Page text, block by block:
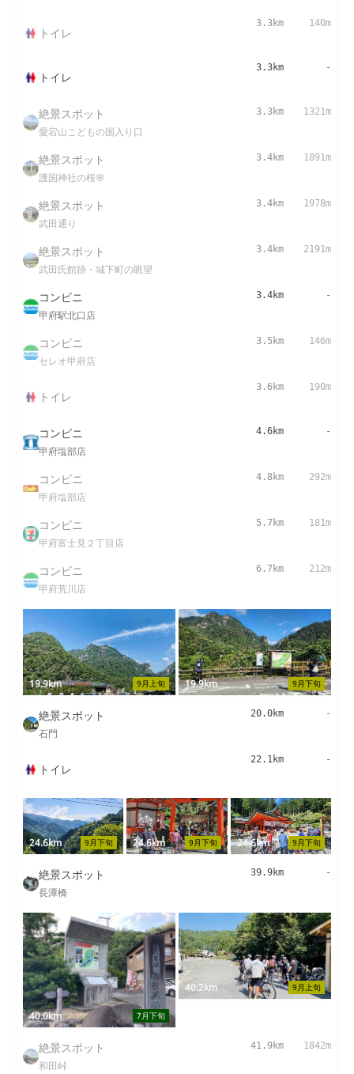
トイレ
3.3km 140m
トイレ
3.3km -
絶景スポット
愛宕山こどもの国入り口
3.3km 1321m
絶景スポット
護国神社の桜🌸
3.4km 1891m
絶景スポット
武田通り
3.4km 1978m
絶景スポット
武田氏館跡・城下町の眺望
3.4km 2191m
コンビニ
甲府駅北口店
3.4km -
コンビニ
セレオ甲府店
3.5km 146m
トイレ
3.6km 190m
コンビニ
甲府塩部店
4.6km -
コンビニ
甲府塩部店
4.8km 292m
コンビニ
甲府富士見２丁目店
5.7km 181m
コンビニ
甲府荒川店
6.7km 212m
9月上旬
19.9km 9月下旬
19.9km
絶景スポット
石門
20.0km -
トイレ
22.1km -
9月下旬
24.6km 9月下旬
24.6km 9月下旬
24.6km
絶景スポット
長潭橋
39.9km -
7月下旬
40.0km
9月上旬
40.2km
絶景スポット
和田峠
41.9km 1842m